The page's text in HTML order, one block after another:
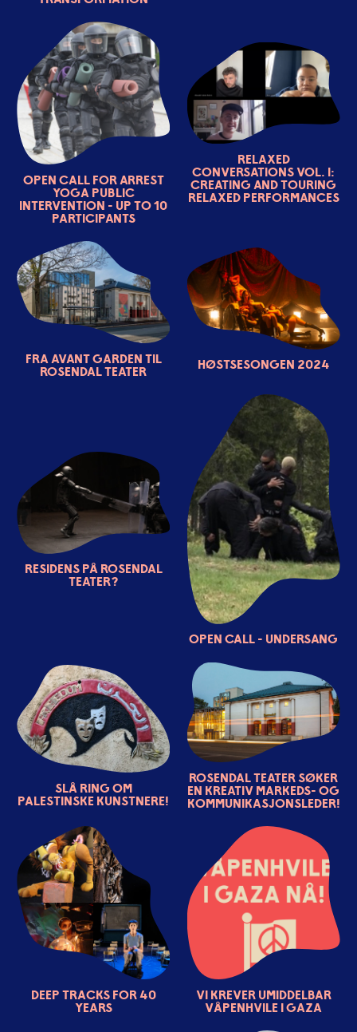
Open call for ARREST
YOGA public
intervention - up to 10
participants
Relaxed
conversations vol. I:
creating and touring
relaxed performances
Fra Avant garden til
Rosendal Teater
Høstsesongen 2024
Residens på Rosendal
Teater?
OPEN CALL - Undersang
Slå ring om
palestinske kunstnere!
Rosendal teater søker
en kreativ markeds- og
kommunikasjonsleder!
Deep tracks for 40
years
Vi krever umiddelbar
våpenhvile i Gaza